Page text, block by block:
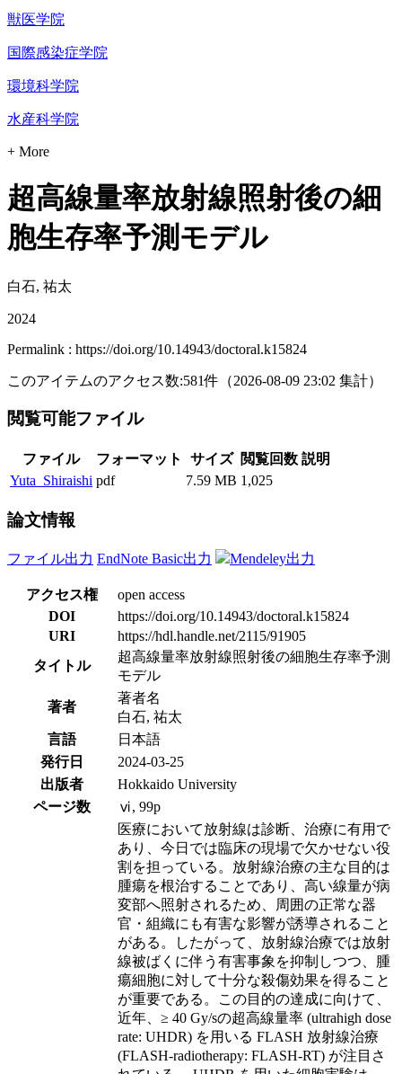
獣医学院
国際感染症学院
環境科学院
水産科学院
+ More
超高線量率放射線照射後の細
胞生存率予測モデル
白石, 祐太
2024
Permalink : https://doi.org/10.14943/doctoral.k15824
このアイテムのアクセス数:581件 （2026-08-09 23:02 集計）
閲覧可能ファイル
ファイル フォーマット サイズ 閲覧回数 説明
Yuta_Shiraishi pdf 7.59 MB 1,025
論文情報
ファイル出力 EndNote Basic出力 Mendeley出力
アクセス権
open access
DOI
https://doi.org/10.14943/doctoral.k15824
URI
https://hdl.handle.net/2115/91905
タイトル
超高線量率放射線照射後の細胞生存率予測
モデル
著者
著者名
白石, 祐太
言語
日本語
発行日
2024-03-25
出版者
Hokkaido University
ページ数
ⅵ, 99p
医療において放射線は診断、治療に有用で
あり、今日では臨床の現場で欠かせない役
割を担っている。放射線治療の主な目的は
腫瘍を根治することであり、高い線量が病
変部へ照射されるため、周囲の正常な器
官・組織にも有害な影響が誘導されること
がある。したがって、放射線治療では放射
線被ばくに伴う有害事象を抑制しつつ、腫
瘍細胞に対して十分な殺傷効果を得ること
が重要である。この目的の達成に向けて、
近年、≥ 40 Gy/sの超高線量率 (ultrahigh dose
rate: UHDR) を用いる FLASH 放射線治療
(FLASH-radiotherapy: FLASH-RT) が注目さ